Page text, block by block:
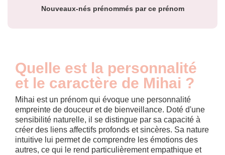
Nouveaux-nés prénommés par ce prénom
Quelle est la personnalité
et le caractère de Mihai ?
Mihai est un prénom qui évoque une personnalité
empreinte de douceur et de bienveillance. Doté d'une
sensibilité naturelle, il se distingue par sa capacité à
créer des liens affectifs profonds et sincères. Sa nature
intuitive lui permet de comprendre les émotions des
autres, ce qui le rend particulièrement empathique et